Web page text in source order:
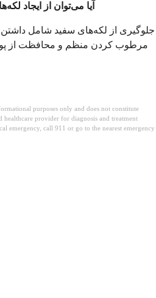
آیا می‌توان از ایجاد
جلوگیری از لکه‌های سفید شامل داشتن
مرطوب کردن منظم و محافظت از
purposes only and does not constitute
provider for diagnosis and treatment
emergency, call 911 or go to the nearest emergency